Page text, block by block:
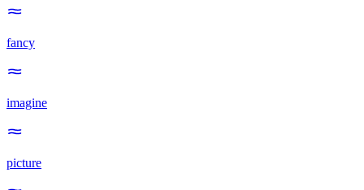
fancy
imagine
picture